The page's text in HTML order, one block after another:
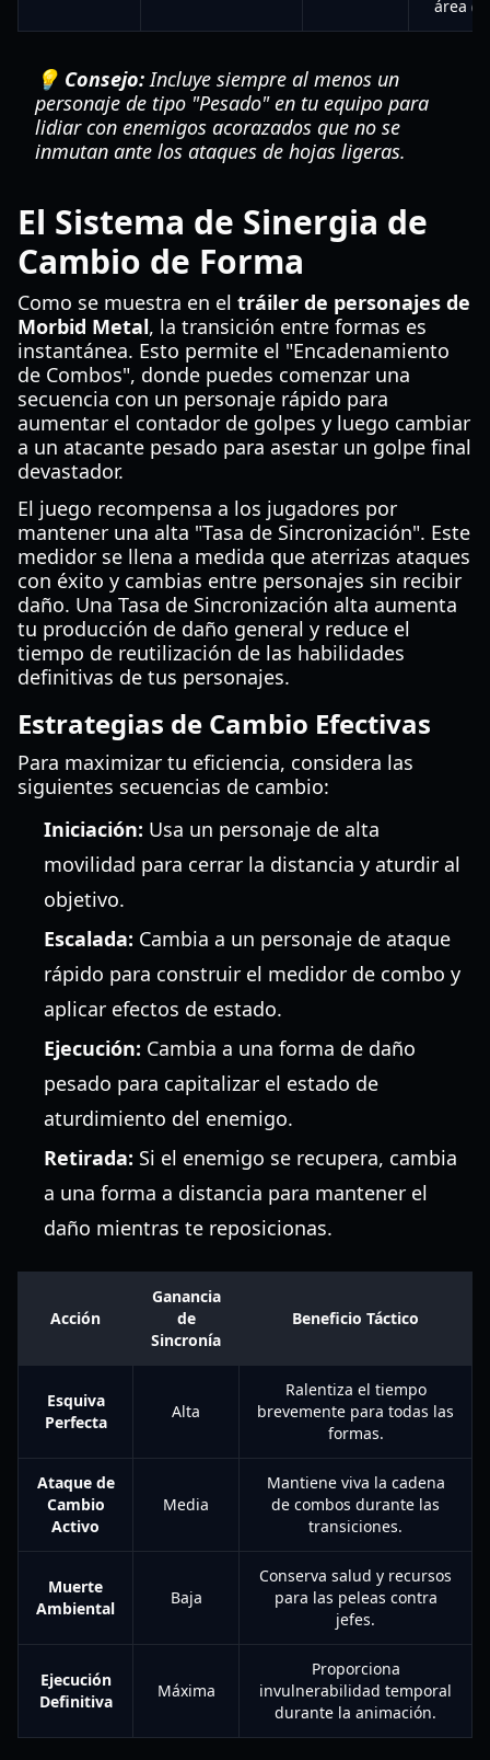
área
💡 Consejo:Incluye siempre al menos un
personaje de tipo "Pesado" en tu equipo para
lidiar con enemigos acorazados que no se
inmutan ante los ataques de hojas ligeras.
El Sistema de Sinergia de
Cambio de Forma
Como se muestra en el tráiler de personajes de
Morbid Metal, la transición entre formas es
instantánea. Esto permite el "Encadenamiento
de Combos", donde puedes comenzar una
secuencia con un personaje rápido para
aumentar el contador de golpes y luego cambiar
a un atacante pesado para asestar un golpe final
devastador.
El juego recompensa a los jugadores por
mantener una alta "Tasa de Sincronización". Este
medidor se llena a medida que aterrizas ataques
con éxito y cambias entre personajes sin recibir
daño. Una Tasa de Sincronización alta aumenta
tu producción de daño general y reduce el
tiempo de reutilización de las habilidades
definitivas de tus personajes.
Estrategias de Cambio Efectivas
Para maximizar tu eficiencia, considera las
siguientes secuencias de cambio:
Iniciación: Usa un personaje de alta
movilidad para cerrar la distancia y aturdir al
objetivo.
Escalada: Cambia a un personaje de ataque
rápido para construir el medidor de combo y
aplicar efectos de estado.
Ejecución: Cambia a una forma de daño
pesado para capitalizar el estado de
aturdimiento del enemigo.
Retirada: Si el enemigo se recupera, cambia
a una forma a distancia para mantener el
daño mientras te reposicionas.
Acción
Ganancia
de
Sincronía
Beneficio Táctico
Esquiva
Perfecta
Alta
Ralentiza el tiempo
brevemente para todas las
formas.
Ataque de
Cambio
Activo
Media
Mantiene viva la cadena
de combos durante las
transiciones.
Muerte
Ambiental
Baja
Conserva salud y recursos
para las peleas contra
jefes.
Ejecución
Definitiva
Máxima
Proporciona
invulnerabilidad temporal
durante la animación.